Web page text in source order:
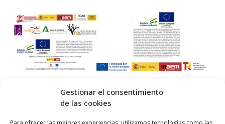
Gestionar el consentimiento
de las cookies